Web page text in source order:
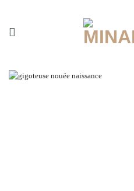
contenu